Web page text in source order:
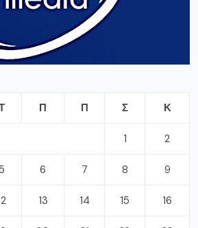
Π Π Σ Κ
1 2
6 7 8 9
13 14 15 16